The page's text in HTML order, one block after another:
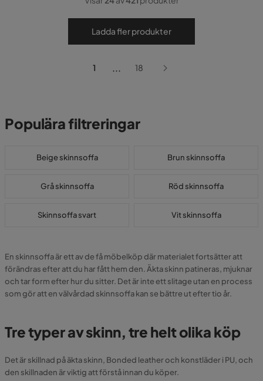
Ladda fler produkter
1 ... 18
Populära filtreringar
Beige skinnsoffa Brun skinnsoffa
Grå skinnsoffa Röd skinnsoffa
Skinnsoffa svart Vit skinnsoffa
En skinnsoffa är ett av de få möbelköp där materialet fortsätter att
förändras efter att du har fått hem den. Äkta skinn patineras, mjuknar
och tar form efter hur du sitter. Det är inte ett slitage utan en process
som gör att en välvårdad skinnsoffa kan se bättre ut efter tio år.
Tre typer av skinn, tre helt olika köp
Det är skillnad på äkta skinn, Bonded leather och konstläder i PU, och
den skillnaden är viktig att förstå innan du köper.